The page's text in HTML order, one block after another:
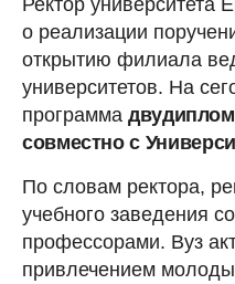
о реализации
открытию филиала
университетов. На
программа
совместно с
По словам ректора,
учебного заведения
профессорами. Вуз
привлечением